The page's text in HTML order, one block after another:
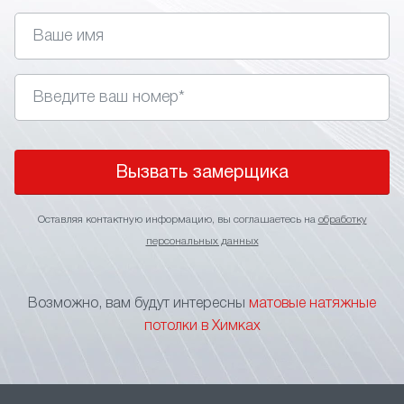
отсутствие бликов, равномерное
распределение естественного или искусственного
света;
светильников, треков, другой подсветки;
рабочих кабинетов, студий, общественных зон.
Матовая текстура делает пространство
При выборе тканевых натяжных потолков стоит
Вызвать замерщика
Оставляя контактную информацию, вы соглашаетесь на обработку
персональных данных
Возможно, вам будут интересны
матовые натяжные
потолки в Химках